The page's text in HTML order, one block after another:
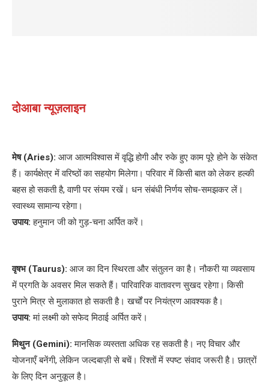
दोआबा न्यूज़लाइन
मेष (Aries): आज आत्मविश्वास में वृद्धि होगी और रुके हुए काम पूरे होने के संकेत
हैं। कार्यक्षेत्र में वरिष्ठों का सहयोग मिलेगा। परिवार में किसी बात को लेकर हल्की
बहस हो सकती है, वाणी पर संयम रखें। धन संबंधी निर्णय सोच-समझकर लें।
स्वास्थ्य सामान्य रहेगा।
उपाय: हनुमान जी को गुड़-चना अर्पित करें।
वृषभ (Taurus): आज का दिन स्थिरता और संतुलन का है। नौकरी या व्यवसाय
में प्रगति के अवसर मिल सकते हैं। पारिवारिक वातावरण सुखद रहेगा। किसी
पुराने मित्र से मुलाकात हो सकती है। खर्चों पर नियंत्रण आवश्यक है।
उपाय:मां लक्ष्मी को सफेद मिठाई अर्पित करें।
मिथुन (Gemini): मानसिक व्यस्तता अधिक रह सकती है। नए विचार और
योजनाएँ बनेंगी, लेकिन जल्दबाज़ी से बचें। रिश्तों में स्पष्ट संवाद जरूरी है। छात्रों
के लिए दिन अनुकूल है।